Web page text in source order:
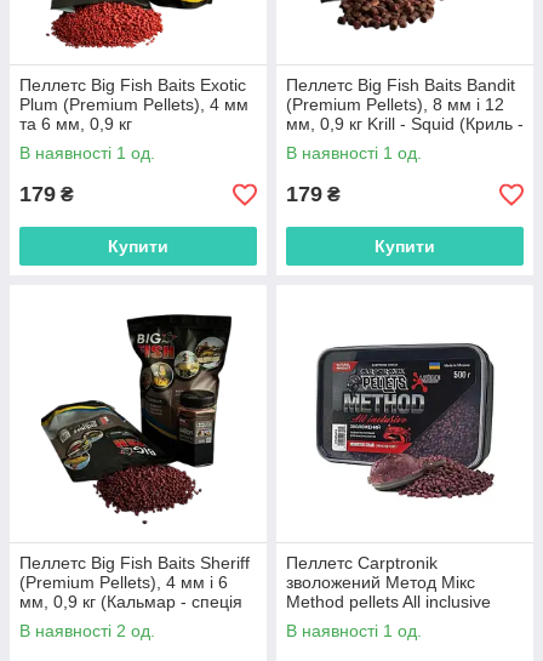
Пеллетс Big Fish Baits Exotic
Plum (Premium Pellets), 4 мм
та 6 мм, 0,9 кг
(слива),БФБпел031
В наявності 1 од.
179 ₴
Купити
Пеллетс Big Fish Baits Bandit
(Premium Pellets), 8 мм і 12
мм, 0,9 кг Krill - Squid (Криль -
Кальмар,БФБпел002
В наявності 1 од.
179 ₴
Купити
Пеллетс Big Fish Baits Sheriff
(Premium Pellets), 4 мм і 6
мм, 0,9 кг (Кальмар - спеція
Робін Ред),БФБпел007
В наявності 2 од.
Пеллетс Carptronik
зволожений Метод Мікс
Method pellets All inclusive
(Монстер краб)
(500г),CTMPMCR
В наявності 1 од.